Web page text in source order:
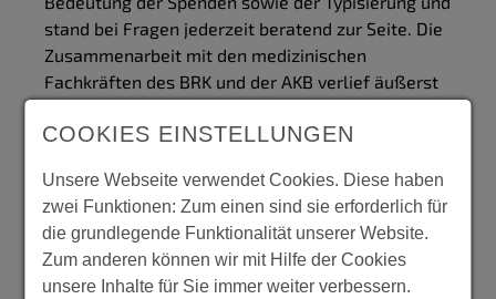
stand bei Fragen jederzeit beratend zur Seite. Die
Zusammenarbeit mit den medizinischen
Fachkräften des BRK und der AKB verlief äußerst
Mitglieder unseres Schulsanitätsdienstes waren
Das Ergebnis kann sich mehr als sehen lassen:
Über 100 Menschen aus unserer
Schulgemeinschaft haben sich aktiv beteiligt,
einen Beitrag für das Gemeinwohl zu leisten. An
COOKIES EINSTELLUNGEN
Unsere Webseite verwendet Cookies. Diese haben
zwei Funktionen: Zum einen sind sie erforderlich für
die grundlegende Funktionalität unserer Website.
Zum anderen können wir mit Hilfe der Cookies
unsere Inhalte für Sie immer weiter verbessern.